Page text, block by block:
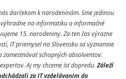
darčekom k narodeninám. Sme jedinou
na informatiku a informačné
15. narodeniny. Za ten čas výrazne
IT priemysel na Slovensku sa významne
schopných absolventov.
Aj my chceme ísť dopredu.Záleží
za IT vzdelávaním do